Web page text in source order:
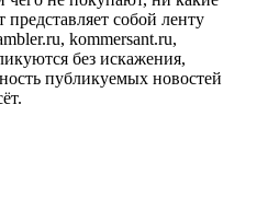
собой ленту
kommersant.ru,
без искажения,
публикуемых новостей